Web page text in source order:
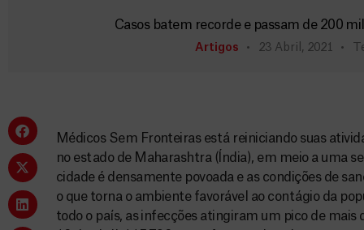
Casos batem recorde e passam de 200
Artigos 23 Abril, 2021
Médicos Sem Fronteiras está reiniciando suas
no estado de Maharashtra (Índia), em meio a uma
cidade é densamente povoada e as condições de
o que torna o ambiente favorável ao contágio da
todo o país, as infecções atingiram um pico de mais